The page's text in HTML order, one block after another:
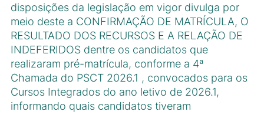
disposições da legislação em vigor divulga por
meio deste a CONFIRMAÇÃO DE MATRÍCULA, O
RESULTADO DOS RECURSOS E A RELAÇÃO DE
INDEFERIDOS dentre os candidatos que
realizaram pré-matrı́cula, conforme a 4ª
Chamada do PSCT 2026.1 , convocados para os
Cursos Integrados do ano letivo de 2026.1,
informando quais candidatos tiveram